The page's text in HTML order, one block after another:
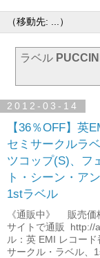
ラベル PUCCINI
2012-03-14
【36％OFF】英
セミサークルラ
ツコップ(S)、フ
ト・シーン・ア
1stラベル
《通販中》 販売価
サイトで通販 http://
ル：英 EMI レコー
サークル・ラベル、